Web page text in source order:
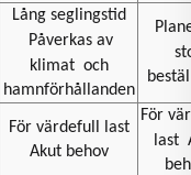
Lång seglingstid
Påverkas av
klimat och
hamnförhållanden
För värdefull last
Akut behov
För
last